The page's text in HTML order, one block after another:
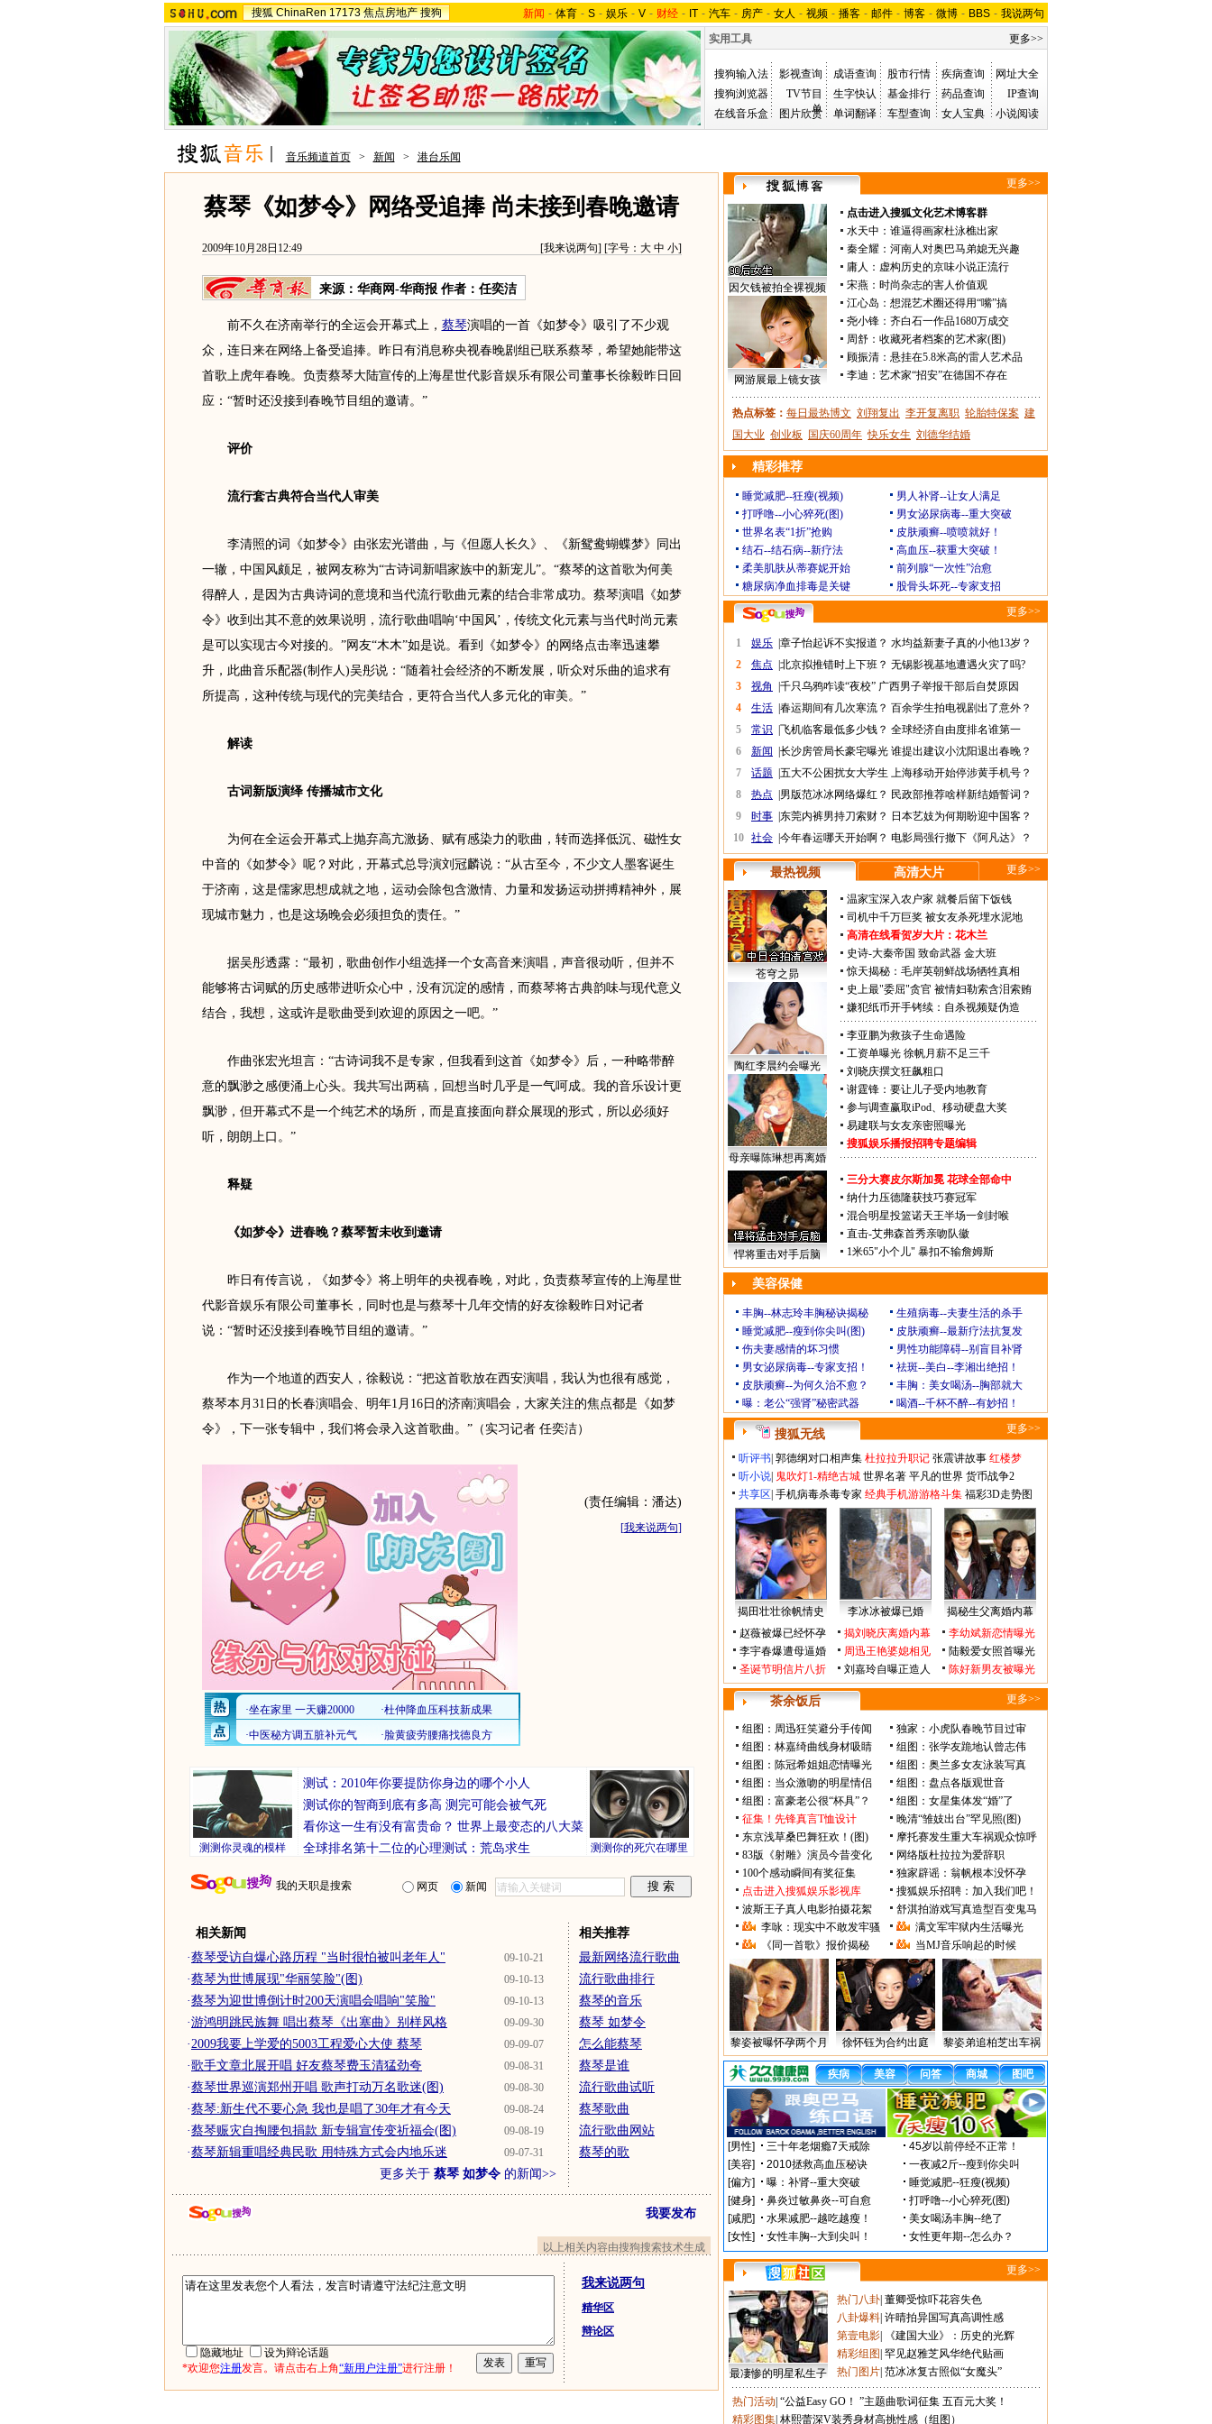
搜狐 ChinaRen 17173 焦点房地产 搜狗 新闻 - 体育 - S - 娱乐 - V - 财经 - IT - 汽车 - 房产 - 女人 - 视频 - 播客 - 邮件 - 博客 - 微博 - BBS - 我说两句
实用工具
更多>>
搜狗输入法 影视查询 成语查询 股市行情 疾病查询
网址大全
搜狗浏览器
TV节目
单
生字快认 基金排行 药品查询
IP查询
在线音乐盒
图片欣赏 单词翻译 车型查询 女人宝典 小说阅读
音乐频道首页 > 新闻 > 港台乐闻
蔡琴《如梦令》网络受追捧 尚未接到春晚邀请
2009年10月28日12:49 [我来说两句] [字号： 大 中 小]
来源： 华商网-华商报作者：任奕洁
前不久在济南举行的全运会开幕式上， 蔡琴演唱的一首《如梦令》吸引了不少观
众，连日来在网络上备受追捧。昨日有消息称央视春晚剧组已联系蔡琴，希望她能带这
首歌上虎年春晚。负责蔡琴大陆宣传的上海星世代影音娱乐有限公司董事长徐毅昨日回
应：“暂时还没接到春晚节目组的邀请。”
评价
流行套古典符合当代人审美
李清照的词《如梦令》由张宏光谱曲，与《但愿人长久》、《新鸳鸯蝴蝶梦》同出
一辙，中国风颇足，被网友称为“古诗词新唱家族中的新宠儿”。“蔡琴的这首歌为何美
得醉人，是因为古典诗词的意境和当代流行歌曲元素的结合非常成功。蔡琴演唱《如梦
令》收到出其不意的效果说明，流行歌曲唱响‘中国风’，传统文化元素与当代时尚元素
是可以实现古今对接的。”网友“木木”如是说。看到《如梦令》的网络点击率迅速攀
升，此曲音乐配器(制作人)吴彤说：“随着社会经济的不断发展，听众对乐曲的追求有
所提高，这种传统与现代的完美结合，更符合当代人多元化的审美。”
解读
古词新版演绎 传播城市文化
为何在全运会开幕式上抛弃高亢激扬、赋有感染力的歌曲，转而选择低沉、磁性女
中音的《如梦令》呢？对此，开幕式总导演刘冠麟说：“从古至今，不少文人墨客诞生
于济南，这是儒家思想成就之地，运动会除包含激情、力量和发扬运动拼搏精神外，展
现城市魅力，也是这场晚会必须担负的责任。”
据吴彤透露：“最初，歌曲创作小组选择一个女高音来演唱，声音很动听，但并不
能够将古词赋的历史感带进听众心中，没有沉淀的感情，而蔡琴将古典韵味与现代意义
结合，我想，这或许是歌曲受到欢迎的原因之一吧。”
作曲张宏光坦言：“古诗词我不是专家，但我看到这首《如梦令》后，一种略带醉
意的飘渺之感便涌上心头。我共写出两稿，回想当时几乎是一气呵成。我的音乐设计更
飘渺，但开幕式不是一个纯艺术的场所，而是直接面向群众展现的形式，所以必须好
听，朗朗上口。”
释疑
《如梦令》进春晚？蔡琴暂未收到邀请
昨日有传言说，《如梦令》将上明年的央视春晚，对此，负责蔡琴宣传的上海星世
代影音娱乐有限公司董事长，同时也是与蔡琴十几年交情的好友徐毅昨日对记者
说：“暂时还没接到春晚节目组的邀请。”
作为一个地道的西安人，徐毅说：“把这首歌放在西安演唱，我认为也很有感觉，
蔡琴本月31日的长春演唱会、明年1月16日的济南演唱会，大家关注的焦点都是《如梦
令》，下一张专辑中，我们将会录入这首歌曲。”（实习记者 任奕洁）
(责任编辑：潘达)
[我来说两句]
测测你灵魂的模样
测试：2010年你要提防你身边的哪个小人
测试你的智商到底有多高 测完可能会被气死
看你这一生有没有富贵命？ 世界上最变态的八大菜
全球排名第十二位的心理测试：荒岛求生
测测你的死穴在哪里
我的天职是搜索 网页 新闻
相关新闻
09-10-21
·蔡琴受访自爆心路历程 "当时很怕被叫老年人"
09-10-13
·蔡琴为世博展现"华丽笑脸"(图)
09-10-13
·蔡琴为迎世博倒计时200天演唱会唱响"笑脸"
09-09-30
·游鸿明跳民族舞 唱出蔡琴《出塞曲》别样风格
09-09-07
·2009我要上学爱的5003工程爱心大使 蔡琴
09-08-31
·歌手文章北展开唱 好友蔡琴费玉清猛劲夸
09-08-30
·蔡琴世界巡演郑州开唱 歌声打动万名歌迷(图)
09-08-24
·蔡琴:新生代不要心急 我也是唱了30年才有今天
09-08-19
·蔡琴赈灾自掏腰包捐款 新专辑宣传变祈福会(图)
09-07-31
·蔡琴新辑重唱经典民歌 用特殊方式会内地乐迷
更多关于 蔡琴 如梦令 的新闻>>
相关推荐
最新网络流行歌曲
流行歌曲排行
蔡琴的音乐
蔡琴 如梦令
怎么能蔡琴
蔡琴是谁
流行歌曲试听
蔡琴歌曲
流行歌曲网站
蔡琴的歌
我要发布
以上相关内容由搜狗搜索技术生成
隐藏地址
设为辩论话题
*欢迎您注册发言。请点击右上角“新用户注册”进行注册！
我来说两句
精华区
辩论区
更多>>
因欠钱被拍全裸视频
网游展最上镜女孩
点击进入搜狐文化艺术博客群
水天中 ： 谁逼得画家杜泳樵出家
秦全耀 ： 河南人对奥巴马弟媳无兴趣
庸人 ： 虚构历史的京味小说正流行
宋燕 ： 时尚杂志的害人价值观
江心岛 ： 想混艺术圈还得用“嘴”搞
尧小锋 ： 齐白石一作品1680万成交
周舒 ： 收藏死者档案的艺术家(图)
顾振清 ： 悬挂在5.8米高的雷人艺术品
李迪 ： 艺术家“招安”在德国不存在
热点标签： 每日最热博文 刘翔复出 李开复离职 轮胎特保案 建
国大业 创业板 国庆60周年 快乐女生 刘德华结婚
精彩推荐
睡觉减肥--狂瘦(视频)
男人补肾--让女人满足
打呼噜--小心猝死(图)
男女泌尿病毒--重大突破
世界名表“1折”抢购
皮肤顽癣--喷喷就好！
结石--结石病--新疗法
高血压--获重大突破！
柔美肌肤从蒂赛妮开始
前列腺“一次性”治愈
糖尿病净血排毒是关键
股骨头坏死--专家支招
更多>>
1 娱乐 章子怡起诉不实报道？ 水均益新妻子真的小他13岁？
2
焦点 北京拟推错时上下班？ 无锡影视基地遭遇火灾了吗?
3
视角 千只乌鸦咋读“夜校” 广西男子举报干部后自焚原因
4
生活 春运期间有几次寒流？ 百余学生拍电视剧出了意外？
5
常识 飞机临客最低多少钱？ 全球经济自由度排名谁第一
6
新闻 长沙房管局长豪宅曝光 谁提出建议小沈阳退出春晚？
7
话题 五大不公困扰女大学生 上海移动开始停涉黄手机号？
8
热点 男版范冰冰网络爆红？ 民政部推荐啥样新结婚誓词？
9
时事 东莞内裤男持刀索财？ 日本艺妓为何期盼迎中国客？
10 社会 今年春运哪天开始啊？ 电影局强行撤下《阿凡达》？
最热视频 高清大片 更多>>
苍穹之昴
陶红李晨约会曝光
母亲曝陈琳想再离婚
温家宝深入农户家 就餐后留下饭钱
司机中千万巨奖 被女友杀死埋水泥地
高清在线看贺岁大片： 花木兰
史诗-大秦帝国 致命武器 金大班
惊天揭秘：毛岸英朝鲜战场牺牲真相
史上最"委屈"贪官 被情妇勒索含泪索贿
嫌犯纸币开手铐续：自杀视频疑伪造
李亚鹏为救孩子生命遇险
工资单曝光 徐帆月薪不足三千
刘晓庆撰文狂飙粗口
谢霆锋：要让儿子受内地教育
参与调查赢取iPod、移动硬盘大奖
易建联与女友亲密照曝光
搜狐娱乐播报招聘专题编辑
悍将重击对手后脑
三分大赛皮尔斯加冕 花球全部命中
纳什力压德隆获技巧赛冠军
混合明星投篮诺天王半场一剑封喉
直击-艾弗森首秀亲吻队徽
1米65"小个儿" 暴扣不输詹姆斯
美容保健
丰胸--林志玲丰胸秘诀揭秘
生殖病毒--夫妻生活的杀手
睡觉减肥--瘦到你尖叫(图)
皮肤顽癣--最新疗法抗复发
伤夫妻感情的坏习惯
男性功能障碍--别盲目补肾
男女泌尿病毒--专家支招！
祛斑--美白--李湘出绝招！
皮肤顽癣--为何久治不愈？
丰胸：美女喝汤--胸部就大
曝：老公“强肾”秘密武器
喝酒--千杯不醉--有妙招！
搜狐无线 更多>>
听评书 郭德纲对口相声集 杜拉拉升职记 张震讲故事 红楼梦
听小说 鬼吹灯1-精绝古城 世界名著 平凡的世界 货币战争2
共享区 手机病毒杀毒专家 经典手机游游格斗集 福彩3D走势图
揭田壮壮徐帆情史 李冰冰被爆已婚
揭秘生父离婚内幕
赵薇被爆已经怀孕
揭刘晓庆离婚内幕
李幼斌新恋情曝光
李宇春爆遭母逼婚
周迅王艳婆媳相见
陆毅爱女照首曝光
圣诞节明信片八折
刘嘉玲自曝正造人 陈好新男友被曝光
茶余饭后 更多>>
组图：周迅狂笑避分手传闻
独家：小虎队春晚节目过审
组图：林嘉绮曲线身材吸睛
组图：张学友跪地认曾志伟
组图：陈冠希姐姐恋情曝光
组图：奥兰多女友泳装写真
组图：当众激吻的明星情侣
组图：盘点各版观世音
组图：富豪老公很“杯具”？
组图：女星集体发“婚”了
征集！先锋真言T恤设计
晚清“雏妓出台”罕见照(图)
东京浅草桑巴舞狂欢！(图)
摩托赛发生重大车祸观众惊呼
83版《射雕》演员今昔变化
网络版杜拉拉为爱辞职
100个感动瞬间有奖征集
独家辟谣：翁帆根本没怀孕
点击进入搜狐娱乐影视库
搜狐娱乐招聘：加入我们吧！
波斯王子真人电影拍摄花絮
舒淇拍游戏写真造型百变鬼马
李咏：现实中不敢发牢骚
满文军牢狱内生活曝光
《同一首歌》报价揭秘
当MJ音乐响起的时候
黎姿被曝怀孕两个月 徐怀钰为合约出庭 黎姿弟追柏芝出车祸
更多>>
最凄惨的明星私生子
热门八卦 董卿受惊吓花容失色
八卦爆料 许晴拍异国写真高调性感
第壹电影
《建国大业》：历史的光辉
精彩组图 罕见赵雅芝风华绝代贴画
热门图片 范冰冰复古照似“女魔头”
热门活动 “公益Easy GO！ ”主题曲歌词征集 五百元大奖！
精彩图集 林熙蕾深V装秀身材高挑性感（组图）